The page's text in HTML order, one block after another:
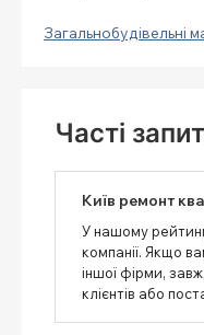
Загальнобудівельні
Часті
Київ ремонт
У нашому
компанії. Якщо
іншої фірми,
клієнтів або